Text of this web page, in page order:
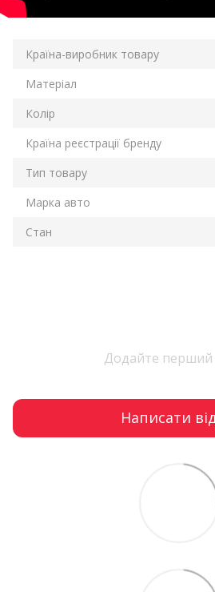
Країна-виробник товару
Матеріал
Колір
Країна реєстрації бренду
Тип товару
Марка авто
Стан
Додайте перший
Написати